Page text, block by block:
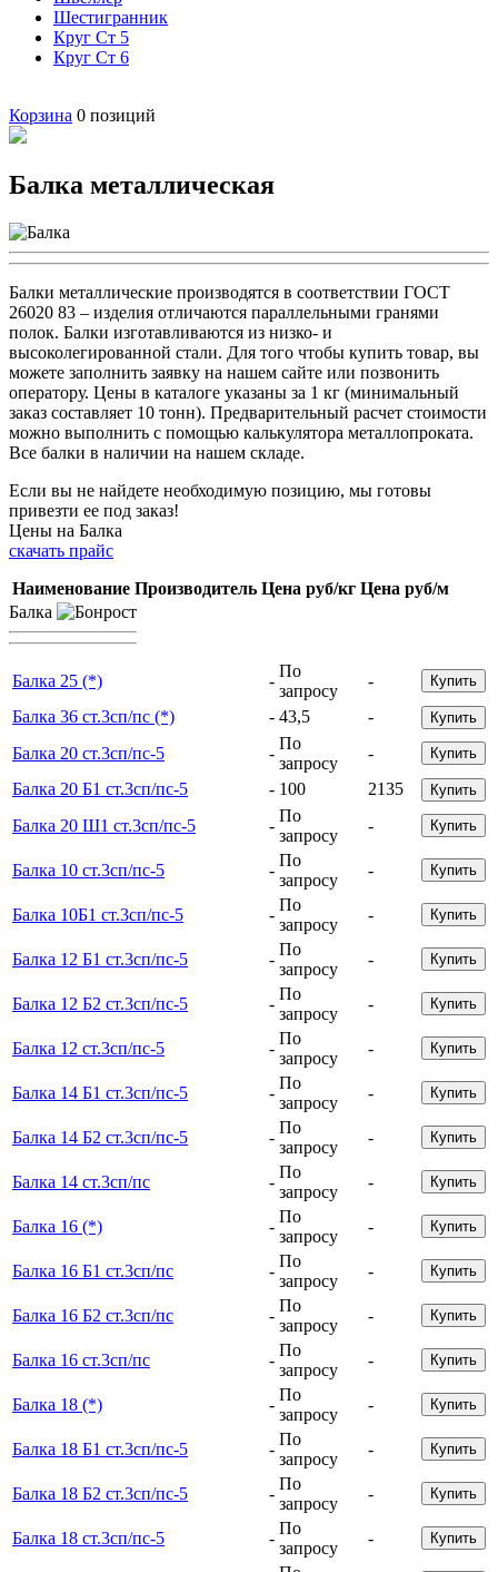
Шестигранник
Круг Ст 5
Круг Ст 6
Корзина 0 позиций
Балка металлическая
Балки металлические производятся в соответствии ГОСТ
26020 83 – изделия отличаются параллельными гранями
полок. Балки изготавливаются из низко- и
высоколегированной стали. Для того чтобы купить товар, вы
можете заполнить заявку на нашем сайте или позвонить
оператору. Цены в каталоге указаны за 1 кг (минимальный
заказ составляет 10 тонн). Предварительный расчет стоимости
можно выполнить с помощью калькулятора металлопроката.
Все балки в наличии на нашем складе.
Если вы не найдете необходимую позицию, мы готовы
привезти ее под заказ!
Цены на Балка
скачать прайс
Наименование Производитель Цена руб/кг Цена руб/м
Балка
Балка 25 (*) -
По
запросу
- Купить
Балка 36 ст.3сп/пс (*) - 43,5 - Купить
Балка 20 ст.3сп/пс-5 -
По
запросу
- Купить
Балка 20 Б1 ст.3сп/пс-5 - 100 2135 Купить
Балка 20 Ш1 ст.3сп/пс-5 -
По
запросу
- Купить
Балка 10 ст.3сп/пс-5 -
По
запросу
- Купить
Балка 10Б1 ст.3сп/пс-5 -
По
запросу
- Купить
Балка 12 Б1 ст.3сп/пс-5 -
По
запросу
- Купить
Балка 12 Б2 ст.3сп/пс-5 -
По
запросу
- Купить
Балка 12 ст.3сп/пс-5 -
По
запросу
- Купить
Балка 14 Б1 ст.3сп/пс-5 -
По
запросу
- Купить
Балка 14 Б2 ст.3сп/пс-5 -
По
запросу
- Купить
Балка 14 ст.3сп/пс -
По
запросу
- Купить
Балка 16 (*) -
По
запросу
- Купить
Балка 16 Б1 ст.3сп/пс -
По
запросу
- Купить
Балка 16 Б2 ст.3сп/пс -
По
запросу
- Купить
Балка 16 ст.3сп/пс -
По
запросу
- Купить
Балка 18 (*) -
По
запросу
- Купить
Балка 18 Б1 ст.3сп/пс-5 -
По
запросу
- Купить
Балка 18 Б2 ст.3сп/пс-5 -
По
запросу
- Купить
Балка 18 ст.3сп/пс-5 -
По
запросу
- Купить